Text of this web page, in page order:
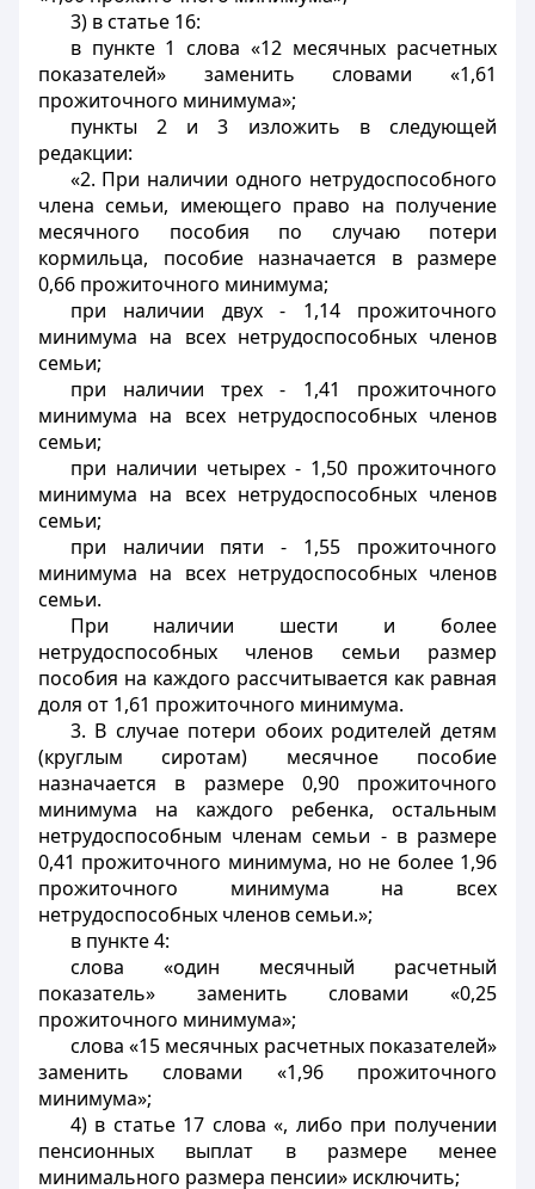
3) в статье 16:
в пункте 1 слова «12 месячных расчетных
показателей» заменить словами «1,61
прожиточного минимума»;
пункты 2 и 3 изложить в следующей
редакции:
«2. При наличии одного нетрудоспособного
члена семьи, имеющего право на получение
месячного пособия по случаю потери
кормильца, пособие назначается в размере
0,66 прожиточного минимума;
при наличии двух - 1,14 прожиточного
минимума на всех нетрудоспособных членов
семьи;
при наличии трех - 1,41 прожиточного
минимума на всех нетрудоспособных членов
семьи;
при наличии четырех - 1,50 прожиточного
минимума на всех нетрудоспособных членов
семьи;
при наличии пяти - 1,55 прожиточного
минимума на всех нетрудоспособных членов
семьи.
При наличии шести и более
нетрудоспособных членов семьи размер
пособия на каждого рассчитывается как равная
доля от 1,61 прожиточного минимума.
3. В случае потери обоих родителей детям
(круглым сиротам) месячное пособие
назначается в размере 0,90 прожиточного
минимума на каждого ребенка, остальным
нетрудоспособным членам семьи - в размере
0,41 прожиточного минимума, но не более 1,96
прожиточного минимума на всех
нетрудоспособных членов семьи.»;
в пункте 4:
слова «один месячный расчетный
показатель» заменить словами «0,25
прожиточного минимума»;
слова «15 месячных расчетных показателей»
заменить словами «1,96 прожиточного
минимума»;
4) в статье 17 слова «, либо при получении
пенсионных выплат в размере менее
минимального размера пенсии» исключить;